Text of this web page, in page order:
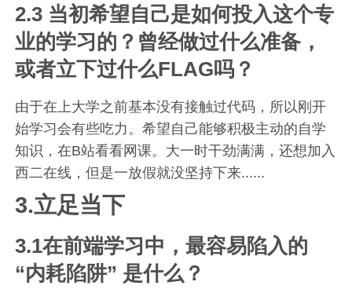
2.3 当初希望自己是如何投入这个专
业的学习的？曾经做过什么准备，
或者立下过什么FLAG吗？
由于在上大学之前基本没有接触过代码，所以刚开
始学习会有些吃力。希望自己能够积极主动的自学
知识，在B站看看网课。大一时干劲满满，还想加入
西二在线，但是一放假就没坚持下来......
3.立足当下
3.1在前端学习中，最容易陷入的
“内耗陷阱” 是什么？